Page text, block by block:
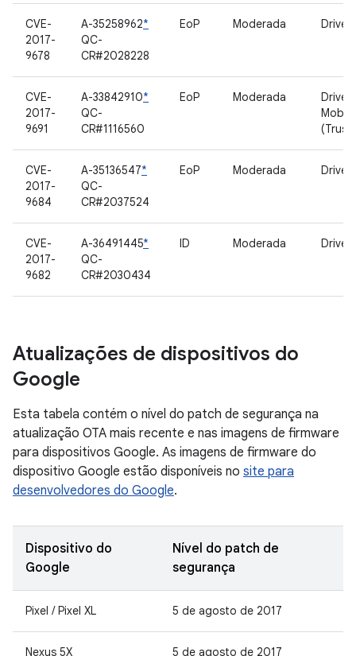
CVE-
2017-
9678
A-35258962*
QC-
CR#2028228
EoP Moderada Driver
CVE-
2017-
9691
A-33842910*
QC-
CR#1116560
EoP Moderada
Driver
CVE-
2017-
9684
A-35136547*
QC-
CR#2037524
EoP Moderada Driver
CVE-
2017-
9682
A-36491445*
QC-
CR#2030434
ID Moderada Driver
Atualizações de dispositivos do
Google
Esta tabela contém o nível do patch de segurança na
atualização OTA mais recente e nas imagens de firmware
para dispositivos Google. As imagens de firmware do
dispositivo Google estão disponíveis no site para
desenvolvedores do Google.
Dispositivo do
Google
Nível do patch de
segurança
Pixel / Pixel XL 5 de agosto de 2017
Nexus 5X 5 de agosto de 2017